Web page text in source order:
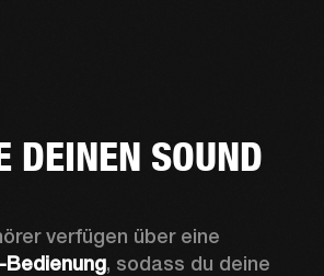
DEINEN SOUND
verfügen über eine
Bedienung